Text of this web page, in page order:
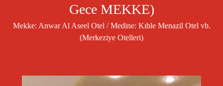
Gece MEKKE)
Mekke: Anwar Al Aseel Otel / Medine: Kıble Menazil Otel vb.
(Merkeziye Otelleri)